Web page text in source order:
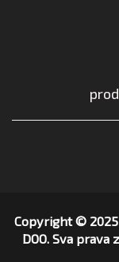
Copyright ©
DOO. Sva prava